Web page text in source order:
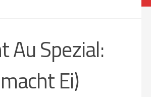
Au Spezial:
Ei)